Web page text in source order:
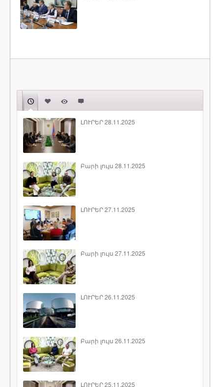
ԼՈՒՐԵՐ 28.11.2025
Բարի լույս 28.11.2025
ԼՈՒՐԵՐ 27.11.2025
Բարի լույս 27.11.2025
ԼՈՒՐԵՐ 26.11.2025
Բարի լույս 26.11.2025
ԼՈՒՐԵՐ 25.11.2025